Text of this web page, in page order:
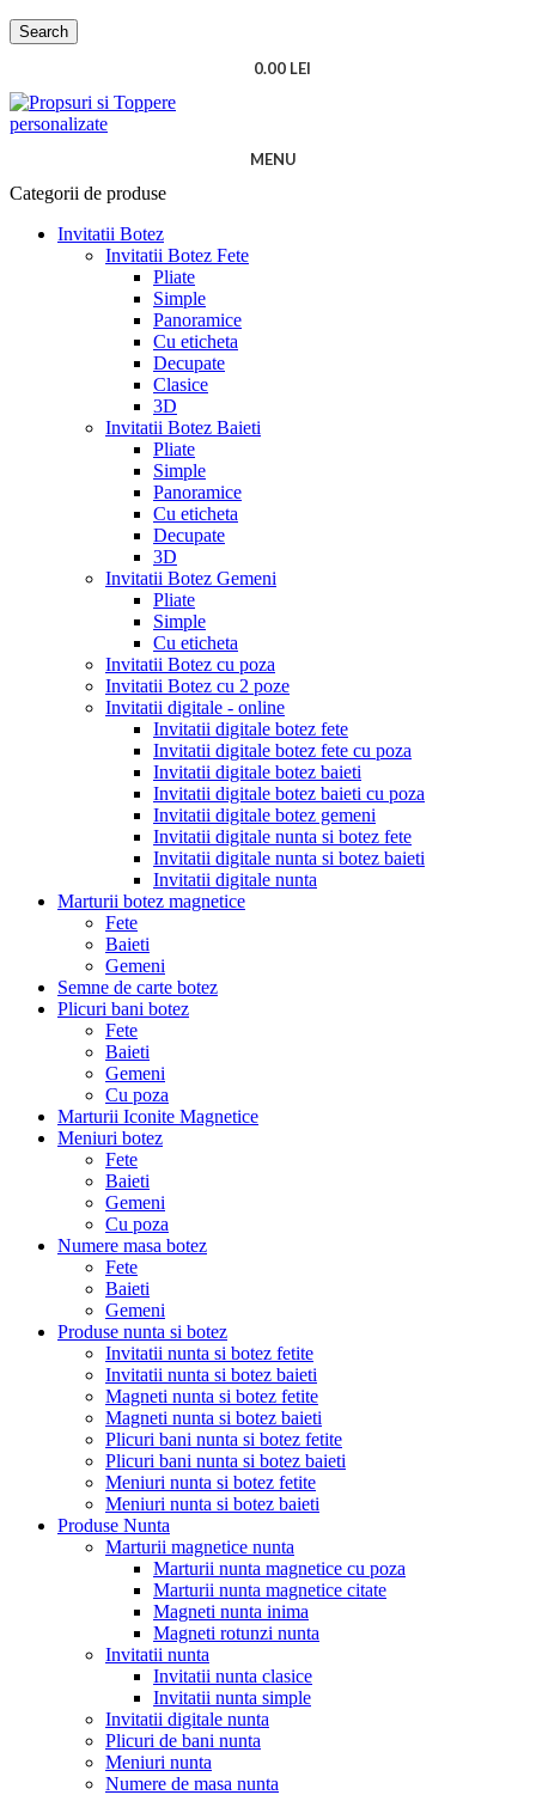
Search
0.00 LEI
MENU
Categorii de produse
Invitatii Botez
Invitatii Botez Fete
Pliate
Simple
Panoramice
Cu eticheta
Decupate
Clasice
3D
Invitatii Botez Baieti
Pliate
Simple
Panoramice
Cu eticheta
Decupate
3D
Invitatii Botez Gemeni
Pliate
Simple
Cu eticheta
Invitatii Botez cu poza
Invitatii Botez cu 2 poze
Invitatii digitale - online
Invitatii digitale botez fete
Invitatii digitale botez fete cu poza
Invitatii digitale botez baieti
Invitatii digitale botez baieti cu poza
Invitatii digitale botez gemeni
Invitatii digitale nunta si botez fete
Invitatii digitale nunta si botez baieti
Invitatii digitale nunta
Marturii botez magnetice
Fete
Baieti
Gemeni
Semne de carte botez
Plicuri bani botez
Fete
Baieti
Gemeni
Cu poza
Marturii Iconite Magnetice
Meniuri botez
Fete
Baieti
Gemeni
Cu poza
Numere masa botez
Fete
Baieti
Gemeni
Produse nunta si botez
Invitatii nunta si botez fetite
Invitatii nunta si botez baieti
Magneti nunta si botez fetite
Magneti nunta si botez baieti
Plicuri bani nunta si botez fetite
Plicuri bani nunta si botez baieti
Meniuri nunta si botez fetite
Meniuri nunta si botez baieti
Produse Nunta
Marturii magnetice nunta
Marturii nunta magnetice cu poza
Marturii nunta magnetice citate
Magneti nunta inima
Magneti rotunzi nunta
Invitatii nunta
Invitatii nunta clasice
Invitatii nunta simple
Invitatii digitale nunta
Plicuri de bani nunta
Meniuri nunta
Numere de masa nunta